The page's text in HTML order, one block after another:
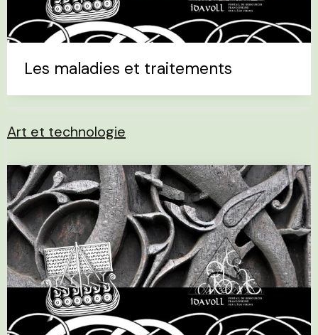
Les maladies et traitements
Art et technologie